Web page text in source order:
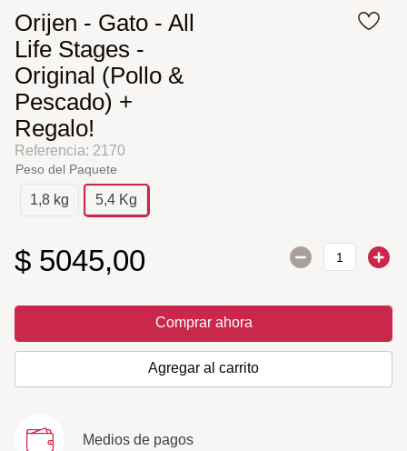
Orijen - Gato - All
Life Stages -
Original (Pollo &
Pescado) +
Regalo!
Referencia: 2170
Peso del Paquete
1,8 kg 5,4 Kg
$ 5045,00
Comprar ahora
Agregar al carrito
Medios de pagos